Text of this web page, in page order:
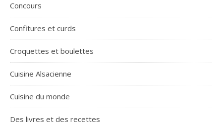
Concours
Confitures et curds
Croquettes et boulettes
Cuisine Alsacienne
Cuisine du monde
Des livres et des recettes